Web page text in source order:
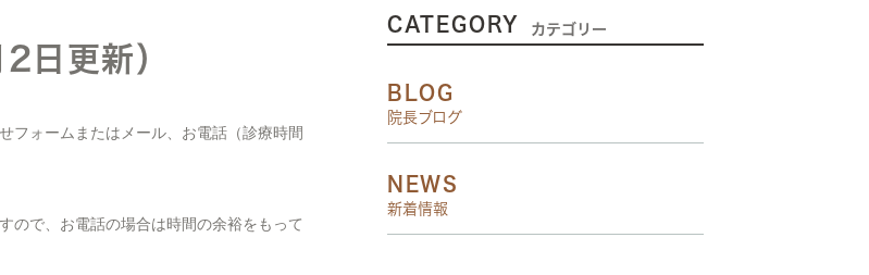
日更新）
フォームまたはメール、お電話（診療時間
ので、お電話の場合は時間の余裕をもって
CATEGORY カテゴリー
BLOG
院長ブログ
NEWS
新着情報